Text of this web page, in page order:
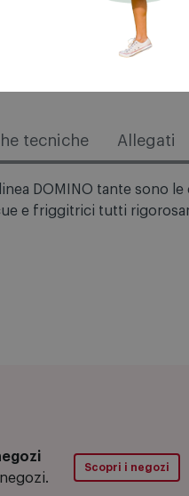
Aggiungi al
tecniche Allegati
DOMINO tante sono
e friggitrici tutti